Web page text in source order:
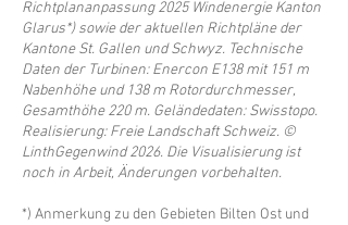
Richtplananpassung 2025 Windenergie Kanton
Glarus*) sowie der aktuellen Richtpläne der
Kantone St. Gallen und Schwyz. Technische
Daten der Turbinen: Enercon E138 mit 151 m
Nabenhöhe und 138 m Rotordurchmesser,
Gesamthöhe 220 m. Geländedaten: Swisstopo.
Realisierung: Freie Landschaft Schweiz. ©
LinthGegenwind 2026. Die Visualisierung ist
noch in Arbeit, Änderungen vorbehalten.
*) Anmerkung zu den Gebieten Bilten Ost und